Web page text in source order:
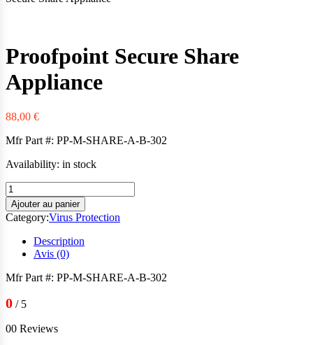
Western Digital
Proofpoint Secure Share
Appliance
88,00 €
Mfr Part #: PP-M-SHARE-A-B-302
Availability: in stock
quantité
de
Proofpoint
Secure
Share
Appliance
Ajouter au panier
Category:Virus Protection
Description
Avis (0)
Mfr Part #: PP-M-SHARE-A-B-302
0 / 5
00 Reviews